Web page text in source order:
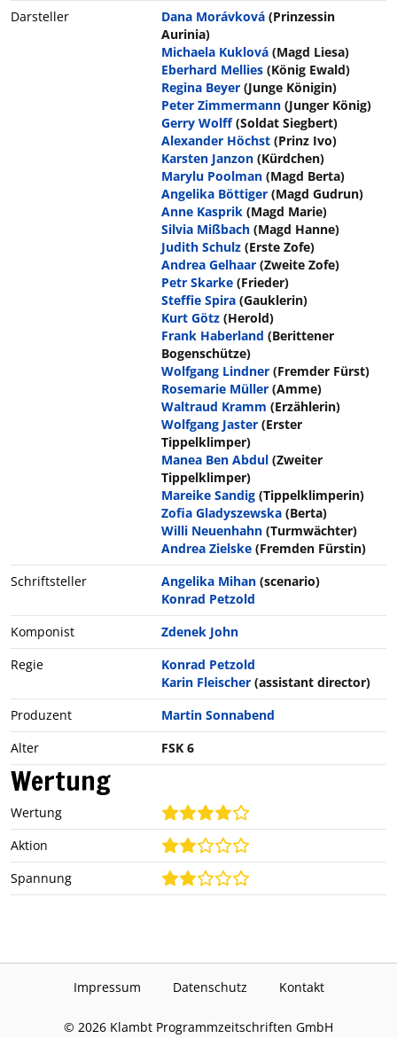
Darsteller
Dana Morávková (Prinzessin
Aurinia)
Michaela Kuklová (Magd Liesa)
Eberhard Mellies (König Ewald)
Regina Beyer (Junge Königin)
Peter Zimmermann (Junger König)
Gerry Wolff (Soldat Siegbert)
Alexander Höchst (Prinz Ivo)
Karsten Janzon (Kürdchen)
Marylu Poolman (Magd Berta)
Angelika Böttiger (Magd Gudrun)
Anne Kasprik (Magd Marie)
Silvia Mißbach (Magd Hanne)
Judith Schulz (Erste Zofe)
Andrea Gelhaar (Zweite Zofe)
Petr Skarke (Frieder)
Steffie Spira (Gauklerin)
Kurt Götz (Herold)
Frank Haberland (Berittener
Bogenschütze)
Wolfgang Lindner (Fremder Fürst)
Rosemarie Müller (Amme)
Waltraud Kramm (Erzählerin)
Wolfgang Jaster (Erster
Tippelklimper)
Manea Ben Abdul (Zweiter
Tippelklimper)
Mareike Sandig (Tippelklimperin)
Zofia Gladyszewska (Berta)
Willi Neuenhahn (Turmwächter)
Andrea Zielske (Fremden Fürstin)
Schriftsteller
Angelika Mihan (scenario)
Konrad Petzold
Komponist
Zdenek John
Regie
Konrad Petzold
Karin Fleischer (assistant director)
Produzent
Martin Sonnabend
Alter
FSK 6
Wertung
Wertung
Aktion
Spannung
Impressum Datenschutz Kontakt
© 2026 Klambt Programmzeitschriften GmbH